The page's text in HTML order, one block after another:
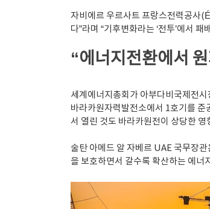
자비에르 우르사트 프랑스전력공사
다”라며 “기후변화라는 ‘전투’에서
“에너지전환에서
세계에너지총회가 아부다비국제전
바라카원자력발전소에서 1호기를 준
서 열린 것도 바라카원전이 상당한 영
술탄 아메드 알 자베르 UAE 국무장
을 보호하면서 갈수록 확산하는 에너